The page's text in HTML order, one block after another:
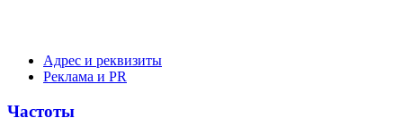
Адрес и реквизиты
Реклама и PR
Частоты